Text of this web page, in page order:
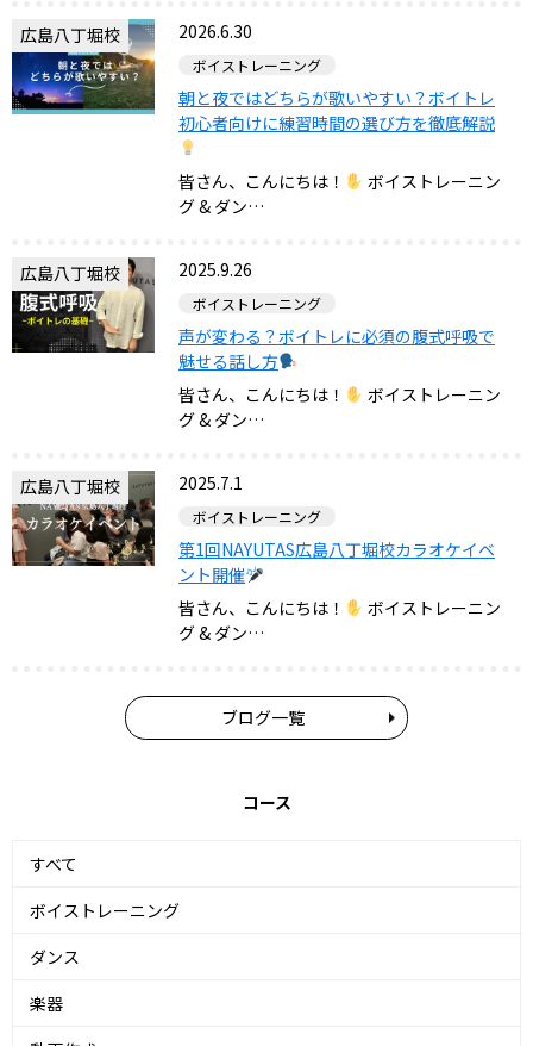
広島八丁堀校 2026.6.30
ボイストレーニング
朝と夜ではどちらが歌いやすい？ボイトレ
初心者向けに練習時間の選び方を徹底解説
皆さん、こんにちは！
ボイストレーニン
グ & ダン…
広島八丁堀校 2025.9.26
ボイストレーニング
声が変わる？ボイトレに必須の腹式呼吸で
魅せる話し方
皆さん、こんにちは！
ボイストレーニン
グ & ダン…
広島八丁堀校 2025.7.1
ボイストレーニング
第1回NAYUTAS広島八丁堀校カラオケイベ
ント開催
皆さん、こんにちは！
ボイストレーニン
グ & ダン…
ブログ一覧
コース
すべて
ボイストレーニング
ダンス
楽器